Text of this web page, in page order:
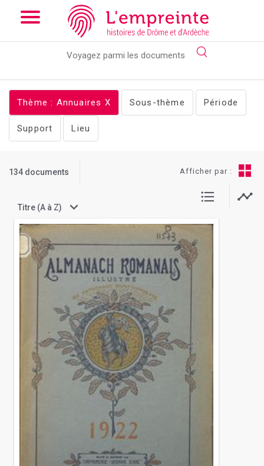
Array ( [slug] => documents [theme] => annuaires [pg] => 1 )
Add the new slick-theme.css if you want the default styling
Thème : Annuaires X Sous-thème Période
Support Lieu
134 documents
Titre (A à Z)
Afficher par :